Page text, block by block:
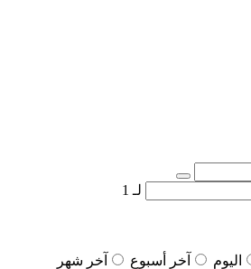
لـ 1
اليوم آخر أسبوع
آخر شهر